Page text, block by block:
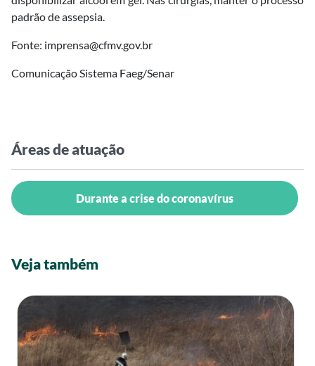
padrão de assepsia.
Fonte: imprensa@cfmv.gov.br
Comunicação Sistema Faeg/Senar
Áreas de atuação
Durante a crise do coronavírus
Veja também